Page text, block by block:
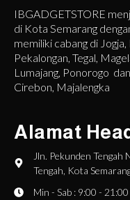
IBGADGETSTORE
di Kota Semarang
memiliki cabang di
Pekalongan, Tegal,
Lumajang, Ponorogo
Cirebon, Majalengka
Alamat
Jln. Pekunden Tengah
Tengah, Kota
Min - Sab : 9:00 -